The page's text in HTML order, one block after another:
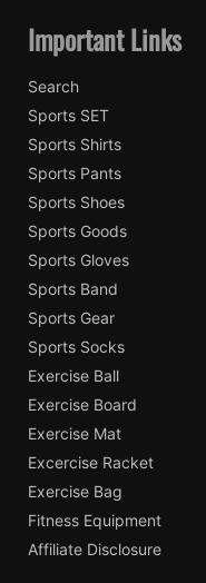
Important Links
Search
Sports SET
Sports Shirts
Sports Pants
Sports Shoes
Sports Goods
Sports Gloves
Sports Band
Sports Gear
Sports Socks
Exercise Ball
Exercise Board
Exercise Mat
Excercise Racket
Exercise Bag
Fitness Equipment
Affiliate Disclosure